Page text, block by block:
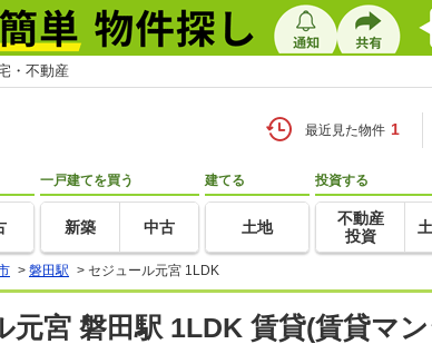
・不動産
最近見た物件 1
一戸建てを買う
新築 中古
建てる
土地
投資する
不動産
投資
> 磐田駅 > セジュール元宮 1LDK
元宮 磐田駅 1LDK 賃貸(賃貸マ